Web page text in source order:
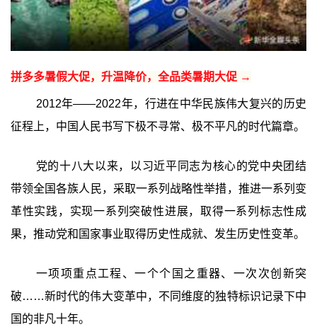
拼多多暑假大促，升温降价，全品类暑期大促 →
2012年——2022年，行进在中华民族伟大复兴的历史
征程上，中国人民书写下极不寻常、极不平凡的时代篇章。
党的十八大以来，以习近平同志为核心的党中央团结
带领全国各族人民，采取一系列战略性举措，推进一系列变
革性实践，实现一系列突破性进展，取得一系列标志性成
果，推动党和国家事业取得历史性成就、发生历史性变革。
一项项重点工程、一个个国之重器、一次次创新突
破……新时代的伟大变革中，不同维度的独特标识记录下中
国的非凡十年。